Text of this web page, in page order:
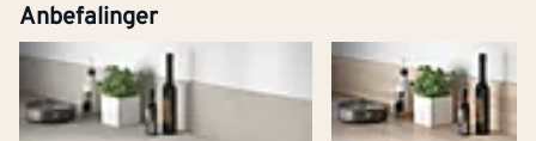
Kjøp
Anbefalinger